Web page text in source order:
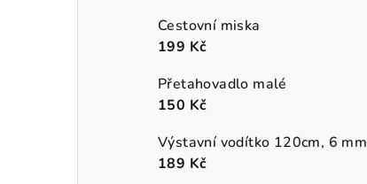
Cestovní miska
199 Kč
Přetahovadlo malé
150 Kč
Výstavní vodítko 120cm, 6 mm
189 Kč